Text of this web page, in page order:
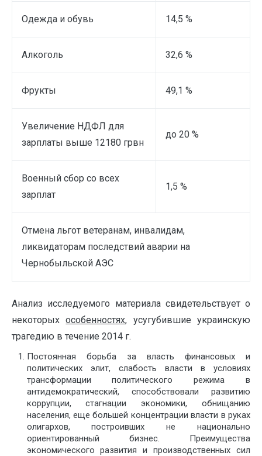
Одежда и обувь 14,5 %
Алкоголь 32,6 %
Фрукты 49,1 %
Увеличение НДФЛ для
зарплаты выше 12180 грвн
до 20 %
Военный сбор со всех
зарплат
1,5 %
Отмена льгот ветеранам, инвалидам,
ликвидаторам последствий аварии на
Чернобыльской АЭС
Анализ исследуемого материала свидетельствует о
некоторыхособенностях, усугубившие украинскую
трагедию в течение 2014 г.
Постоянная борьба за власть финансовых и
политических элит, слабость власти в условиях
трансформации политического режима в
антидемократический, способствовали развитию
коррупции, стагнации экономики, обнищанию
населения, еще большей концентрации власти в руках
олигархов, построивших не национально
ориентированный бизнес. Преимущества
экономического развития и производственных сил